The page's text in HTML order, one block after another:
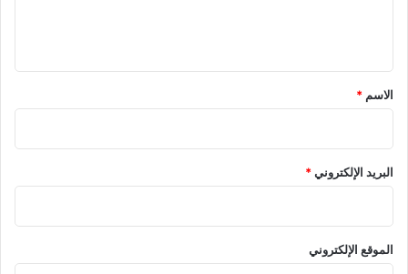
*
الاسم *
البريد الإلكتروني*
الموقع الإلكتروني